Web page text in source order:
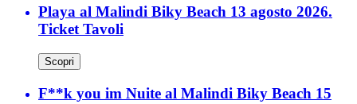
Playa al Malindi Biky Beach 13 agosto 2026.
Ticket Tavoli
Scopri
F**k you im Nuite al Malindi Biky Beach 15